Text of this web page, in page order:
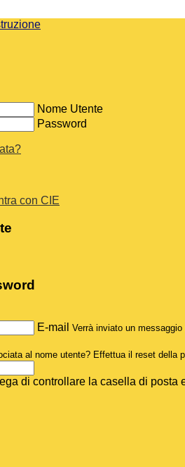
Nome Utente
Password
con CIE
E-mail Verrà inviato un
al nome utente? Effettua il reset della
di controllare la casella di posta